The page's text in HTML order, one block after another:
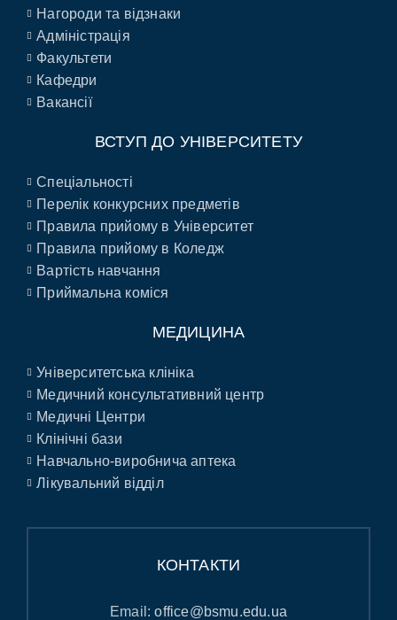
Нагороди та відзнаки
Адміністрація
Факультети
Кафедри
Вакансії
ВСТУП ДО УНІВЕРСИТЕТУ
Спеціальності
Перелік конкурсних предметів
Правила прийому в Університет
Правила прийому в Коледж
Вартість навчання
Приймальна коміся
МЕДИЦИНА
Університетська клініка
Медичний консультативний центр
Медичні Центри
Клінічні бази
Навчально-виробнича аптека
Лікувальний відділ
КОНТАКТИ
Email:office@bsmu.edu.ua